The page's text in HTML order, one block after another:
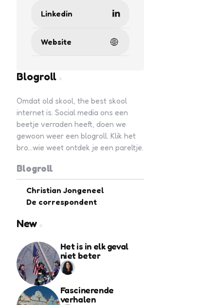
Linkedin
Website
Blogroll
Omdat old skool, the best skool
internet is. Social media ons een
beetje verraden heeft, doen we
gewoon weer een blogroll. Klik het
bro...wie weet ontdek je een pareltje.
Blogroll
Christian Jongeneel
De correspondent
New
Het is in elk geval
niet beter
Fascinerende
verhalen